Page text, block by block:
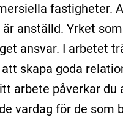
fastigheter.
är anställd. Yrket
ansvar. I arbetet
skapa goda
arbete påverkar du
vardag för de som